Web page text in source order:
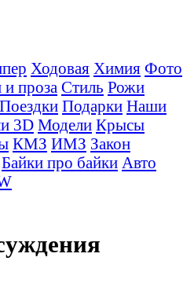
Ходовая Химия Фото
проза Стиль Рожи
Поездки Подарки Наши
3D Модели Крысы
КМЗ ИМЗ Закон
Байки про байки Авто